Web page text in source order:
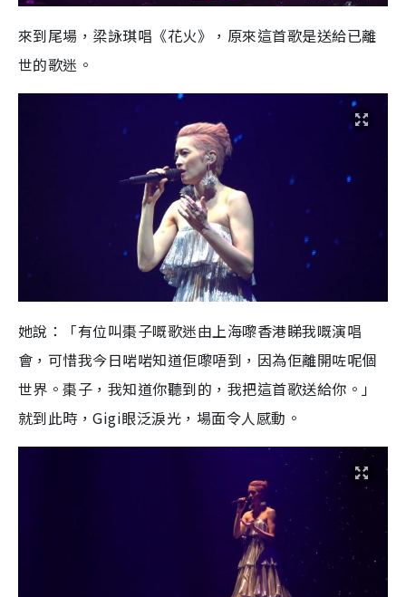
來到尾場，梁詠琪唱《花火》，原來這首歌是送給已離
世的歌迷。
她說：「有位叫棗子嘅歌迷由上海嚟香港睇我嘅演唱
會，可惜我今日啱啱知道佢嚟唔到，因為佢離開咗呢個
世界。棗子，我知道你聽到的，我把這首歌送給你。」
就到此時，Gigi眼泛淚光，場面令人感動。